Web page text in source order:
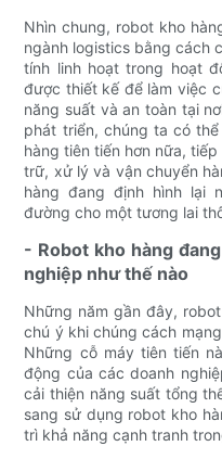
Nhìn chung, robot kho
ngành logistics bằng cách
tính linh hoạt trong hoạt
được thiết kế để làm việc
năng suất và an toàn tại
phát triển, chúng ta có
hàng tiên tiến hơn nữa,
trữ, xử lý và vận chuyển
hàng đang định hình lại
đường cho một tương lai
- Robot kho hàng
nghiệp như thế nào
Những năm gần đây,
chú ý khi chúng cách
Những cỗ máy tiên tiến
động của các doanh
cải thiện năng suất tổng
sang sử dụng robot kho
trì khả năng cạnh tranh